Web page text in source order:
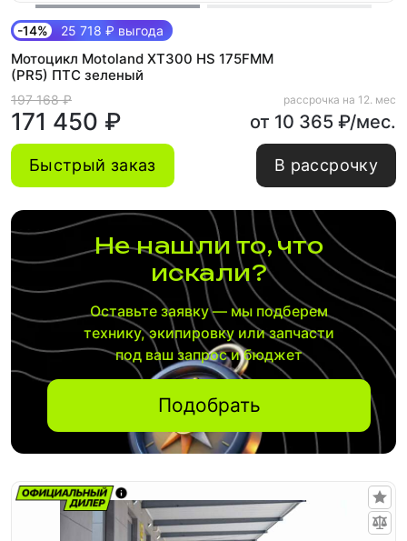
-14% 25 718 ₽ выгода
Мотоцикл Motoland XT300 HS 175FMM
(PR5) ПТС зеленый
197 168 ₽
171 450 ₽
рассрочка на 12. мес
от 10 365 ₽/мес.
Быстрый заказ В рассрочку
Не нашли то, что
искали?
Оставьте заявку — мы подберем
технику, экипировку или запчасти
под ваш запрос и бюджет
Подобрать